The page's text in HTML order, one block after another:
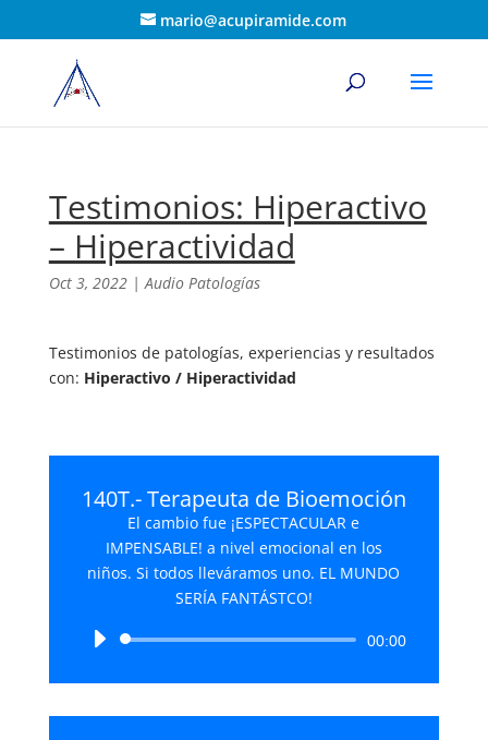
mario@acupiramide.com
Testimonios: Hiperactivo
– Hiperactividad
Oct 3, 2022|Audio Patologías
Testimonios de patologías, experiencias y resultados
con: Hiperactivo / Hiperactividad
140T.- Terapeuta de Bioemoción
El cambio fue ¡ESPECTACULAR e
IMPENSABLE! a nivel emocional en los
niños. Si todos lleváramos uno. EL MUNDO
SERÍA FANTÁSTCO!
Reproductor
audio
00:00